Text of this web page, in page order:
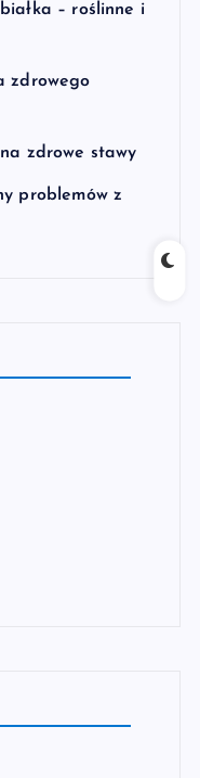
– roślinne i
zdrowego
zdrowe stawy
problemów z